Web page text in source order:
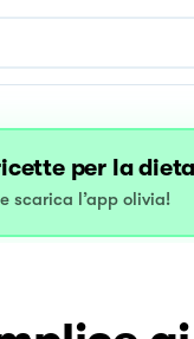
per la
scarica l’app olivia!